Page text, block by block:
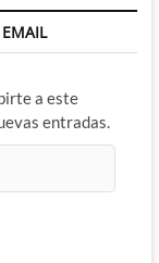
a este
entradas.